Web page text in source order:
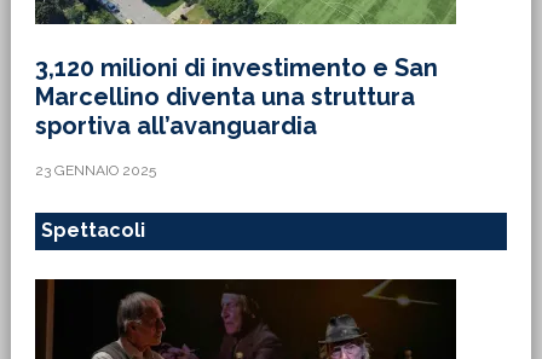
3,120 milioni di investimento e San
Marcellino diventa una struttura
sportiva all’avanguardia
23 GENNAIO 2025
Spettacoli